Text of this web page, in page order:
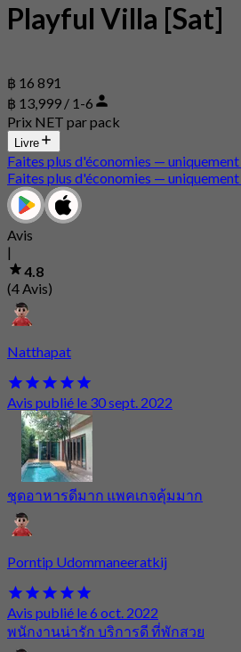
Playful Villa [Sat]
฿ 16 891
฿ 13,999 / 1-6
Prix NET par pack
Livre
Faites plus d'économies —
Faites plus d'économies —
Avis
|
4.8
(4 Avis)
Natthapat
Avis publié le 30 sept. 2022
ชุดอาหารดีมาก แพคเกจคุ้มมาก
Porntip Udommaneeratkij
Avis publié le 6 oct. 2022
พนักงานน่ารัก บริการดี ที่พักสวย